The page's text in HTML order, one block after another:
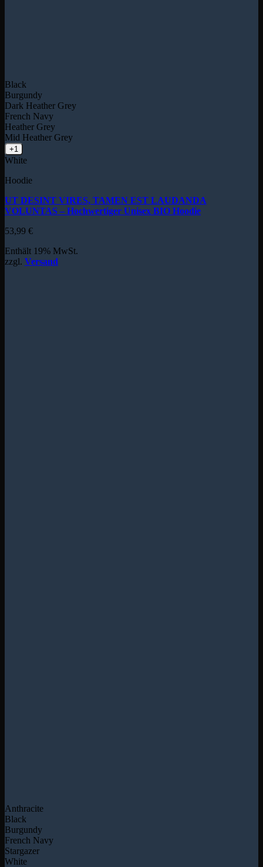
Black
Burgundy
Dark Heather Grey
French Navy
Heather Grey
Mid Heather Grey
+1
White
Hoodie
UT DESINT VIRES, TAMEN EST LAUDANDA
VOLUNTAS – Hochwertiger Unisex BIO Hoodie
53,99 €
Enthält 19% MwSt.
zzgl. Versand
Anthracite
Black
Burgundy
French Navy
Stargazer
White